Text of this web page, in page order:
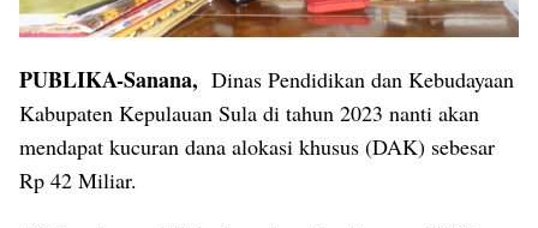
PUBLIKA-Sanana, Dinas Pendidikan dan Kebudayaan
Kabupaten Kepulauan Sula di tahun 2023 nanti akan
mendapat kucuran dana alokasi khusus (DAK) sebesar
Rp 42 Miliar.